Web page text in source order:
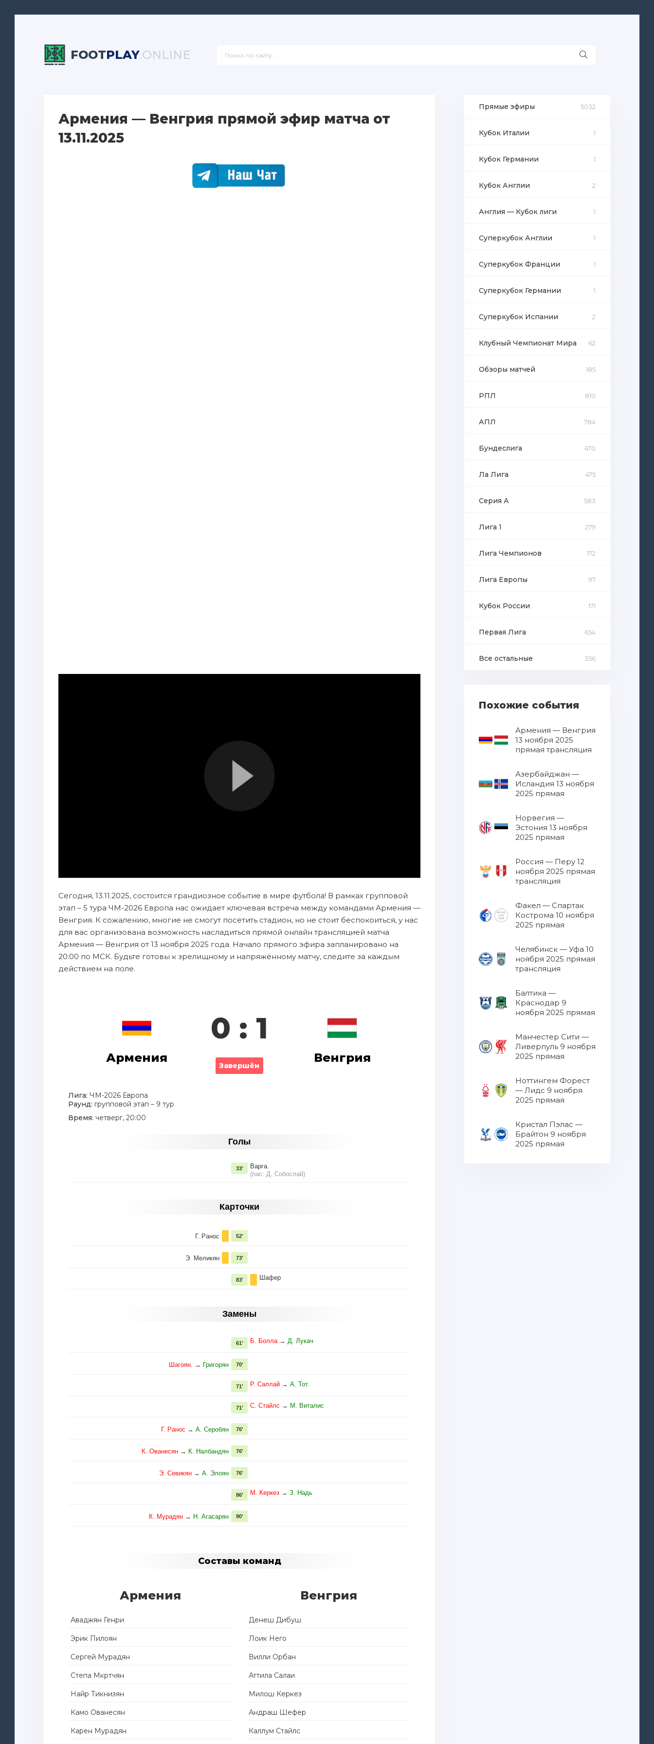
FOOTPLAY.ONLINE
Армения — Венгрия прямой эфир матча от
13.11.2025
Сегодня, 13.11.2025, состоится грандиозное событие в мире футбола! В рамках групповой
этап – 5 тура ЧМ-2026 Европа нас ожидает ключевая встреча между командами Армения —
Венгрия. К сожалению, многие не смогут посетить стадион, но не стоит беспокоиться, у нас
для вас организована возможность насладиться прямой онлайн трансляцией матча
Армения — Венгрия от 13 ноября 2025 года. Начало прямого эфира запланировано на
20:00 по МСК. Будьте готовы к зрелищному и напряжённому матчу, следите за каждым
действием на поле.
Армения
0 : 1
Завершён
Венгрия
Лига: ЧМ-2026 Европа
Раунд: групповой этап – 9 тур
Время: четверг, 20:00
Голы
Варга.
(пас: Д. Собослай)
33'
Карточки
Г. Ранос 52'
Э. Меликян 73'
Шафер
83'
Замены
Б. Болла→ Д. Лукач
61'
Шагоян. → Григорян 70'
Р. Саллай → А. Тот.
71'
С. Стайлс → М. Виталис
71'
Г. Ранос → А. Серобян 76'
К. Ованесян → К. Налбандян 76'
Э. Севикян → А. Элоян 76'
М. Керкез → З. Надь
86'
К. Мурадян → Н. Агасарян 90'
Составы команд
Армения
Аваджян Генри
Эрик Пилоян
Сергей Мурадян
Степа Мкртчян
Найр Тикнизян
Камо Ованесян
Карен Мурадян
Венгрия
Денеш Дибуш
Лоик Него
Вилли Орбан
Аттила Салаи
Милош Керкез
Андраш Шефер
Каллум Стайлс
Прямые эфиры 5032
Кубок Италии 1
Кубок Германии 1
Кубок Англии 2
Англия — Кубок лиги 1
Суперкубок Англии 1
Суперкубок Франции 1
Суперкубок Германии 1
Суперкубок Испании 2
Клубный Чемпионат Мира 62
Обзоры матчей 185
РПЛ 810
АПЛ 784
Бундеслига 470
Ла Лига 475
Серия А 583
Лига 1 279
Лига Чемпионов 172
Лига Европы 97
Кубок России 171
Первая Лига 654
Все остальные 356
Похожие события
Армения — Венгрия
13 ноября 2025
прямая трансляция
Азербайджан —
Исландия 13 ноября
2025 прямая
Норвегия —
Эстония 13 ноября
2025 прямая
Россия — Перу 12
ноября 2025 прямая
трансляция
Факел — Спартак
Кострома 10 ноября
2025 прямая
Челябинск — Уфа 10
ноября 2025 прямая
трансляция
Балтика —
Краснодар 9
ноября 2025 прямая
Манчестер Сити —
Ливерпуль 9 ноября
2025 прямая
Ноттингем Форест
— Лидс 9 ноября
2025 прямая
Кристал Пэлас —
Брайтон 9 ноября
2025 прямая